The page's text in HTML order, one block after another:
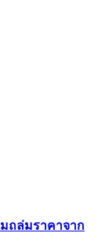
ถล่มราคาจาก